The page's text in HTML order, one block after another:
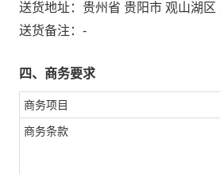
送货地址： 贵州省 贵阳市 观山湖
送货备注： -
四、商务要求
商务项目
商务条款